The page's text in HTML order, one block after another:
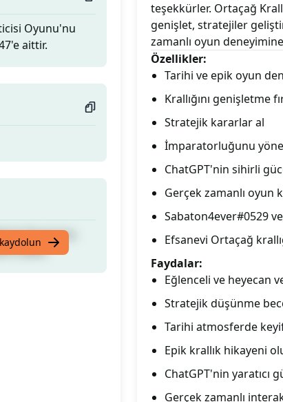
Oyunu'nu
aittir.
Oyunu'nu
aittir.
teşekkürler. Ortaçağ
genişlet, stratejiler
zamanlı oyun
Özellikler:
Tarihi ve epik oyun
Krallığını genişletme
Stratejik kararlar al
İmparatorluğunu
ChatGPT'nin sihirli
Gerçek zamanlı oyun
Sabaton4ever#0529
Efsanevi Ortaçağ
Faydalar:
Eğlenceli ve heyecan
Stratejik düşünme
Tarihi atmosferde
Epik krallık hikayeni
ChatGPT'nin yaratıcı
Gerçek zamanlı